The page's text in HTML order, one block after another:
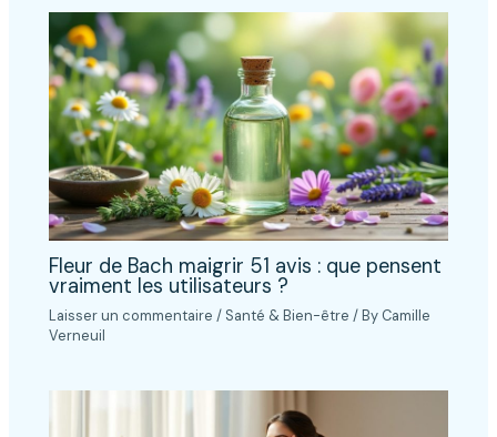
Fleur de Bach maigrir 51 avis : que pensent
vraiment les utilisateurs ?
Laisser un commentaire / Santé & Bien-être / By Camille
Verneuil